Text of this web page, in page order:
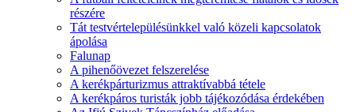
részére
Tát testvértelepülésünkkel való közeli kapcsolatok
ápolása
Falunap
A pihenőövezet felszerelése
A kerékpárturizmus attraktívabbá tétele
A kerékpáros turisták jobb tájékozódása érdekében